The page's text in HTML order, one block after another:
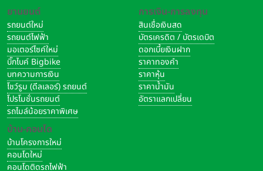
ยานยนต์
รถยนต์ใหม่
รถยนต์ไฟฟ้า
มอเตอร์ไซค์ใหม่
บิ๊กไบค์ Bigbike
บทความการเงิน
โชว์รูม (ดีลเลอร์) รถยนต์
โปรโมชั่นรถยนต์
รถไมล์น้อยราคาพิเศษ
บ้าน-คอนโด
บ้านโครงการใหม่
คอนโดใหม่
คอนโดติดรถไฟฟ้า
การเงิน-การลงทุน
สินเชื่อเงินสด
บัตรเครดิต / บัตรเดบิต
ดอกเบี้ยเงินฝาก
ราคาทองคำ
ราคาหุ้น
ราคาน้ำมัน
อัตราแลกเปลี่ยน